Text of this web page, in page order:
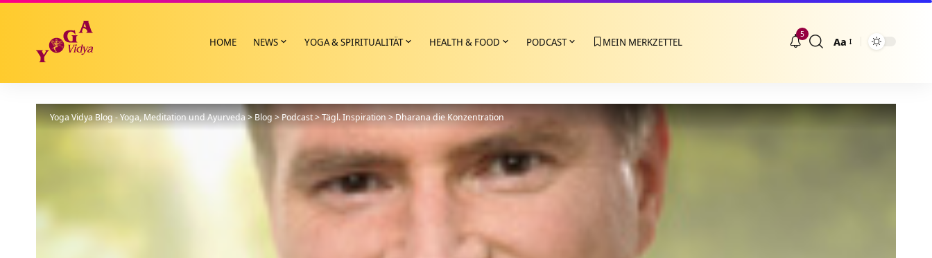
HOME NEWS YOGA & SPIRITUALITÄT HEALTH & FOOD PODCAST MEIN MERKZETTEL
5
Größenänderung
Aa
Yoga Vidya Blog - Yoga, Meditation und Ayurveda>Blog>Podcast>Tägl. Inspiration>Dharana die Konzentration